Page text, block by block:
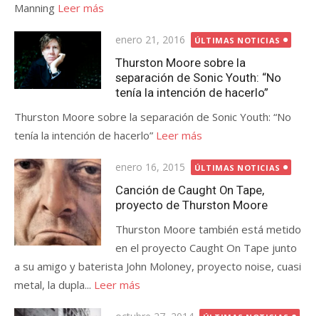
Manning Leer más
Publicada
el
enero 21, 2016 ÚLTIMAS NOTICIAS
Thurston Moore sobre la
separación de Sonic Youth: “No
tenía la intención de hacerlo”
Thurston Moore sobre la separación de Sonic Youth: “No
tenía la intención de hacerlo” Leer más
Publicada
el
enero 16, 2015 ÚLTIMAS NOTICIAS
Canción de Caught On Tape,
proyecto de Thurston Moore
Thurston Moore también está metido
en el proyecto Caught On Tape junto
a su amigo y baterista John Moloney, proyecto noise, cuasi
metal, la dupla... Leer más